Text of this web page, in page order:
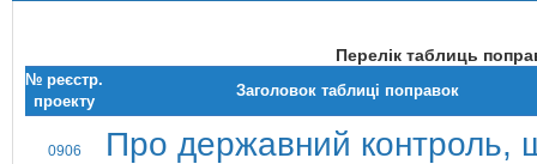
Перелік таблиць
№ реєстр.
проекту
Заголовок таблиці поправок
0906
Про державний контроль,